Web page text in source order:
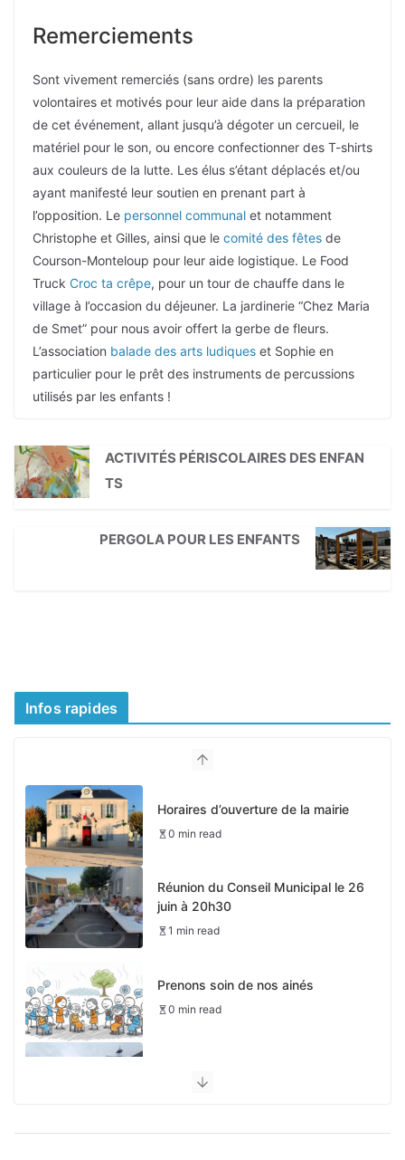
Remerciements
Sont vivement remerciés (sans ordre) les parents
volontaires et motivés pour leur aide dans la préparation
de cet événement, allant jusqu’à dégoter un cercueil, le
matériel pour le son, ou encore confectionner des T-shirts
aux couleurs de la lutte. Les élus s’étant déplacés et/ou
ayant manifesté leur soutien en prenant part à
l’opposition. Le personnel communal et notamment
Christophe et Gilles, ainsi que le comité des fêtes de
Courson-Monteloup pour leur aide logistique. Le Food
Truck Croc ta crêpe, pour un tour de chauffe dans le
village à l’occasion du déjeuner. La jardinerie “Chez Maria
de Smet” pour nous avoir offert la gerbe de fleurs.
L’association balade des arts ludiques et Sophie en
particulier pour le prêt des instruments de percussions
utilisés par les enfants !
ACTIVITÉS PÉRISCOLAIRES DES ENFAN
TS
PERGOLA POUR LES ENFANTS
Infos rapides
Horaires d’ouverture de la mairie
0 min read
Réunion du Conseil Municipal le 26
juin à 20h30
1 min read
Prenons soin de nos ainés
0 min read
0 min read